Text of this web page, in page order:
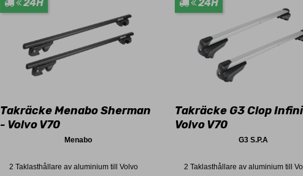
Takräcke Menabo Sherman
- Volvo V70
Menabo
2 Taklasthållare av aluminium till Volvo
24H
Takräcke G3 Clop
Volvo V70
G3 S.P.A
2 Taklasthållare av aluminium till
24H